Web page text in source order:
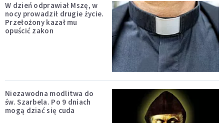
W dzień odprawiał Mszę, w
nocy prowadził drugie życie.
Przełożony kazał mu
opuścić zakon
Niezawodna modlitwa do
św. Szarbela. Po 9 dniach
mogą dziać się cuda